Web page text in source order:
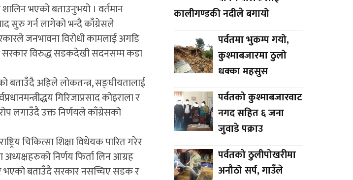
भएको बताउनुभयो । वर्तमान
सुरु गर्न लागेको भन्दै काँग्रेसले
जनभावना विरोधी कामलाई अगडि
सरकार विरुद्ध सडकदेखी सदनसम्म कडा
अहिले लोकतन्त्र, सङ्घीयतालाई
गिरिजाप्रसाद कोइराला र
लगाउँदै उक्त निर्णयले काँग्रेसको
चिकित्सा शिक्षा विधेयक पारित गरेर
निर्णय फिर्ता लिन आग्रह
भएको बताउँदै सरकार नसच्चिए सडक र
कालीगण्डकी नदीले बगायो
पर्वतमा भुकम्प गयो,
कुश्माबजारमा ठुलो
धक्का महसुस
पर्वतको कुश्माबजारवाट
नगद सहित ६ जना
जुवाडे पक्राउ
पर्वतको ठुलीपोखरीमा
अनौठो सर्प, गाउँले